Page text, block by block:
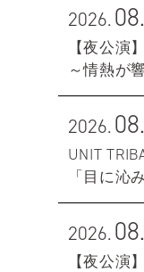
2026.
【夜公演
～情熱が
2026.
UNIT
「目に沁
2026.
【夜公演